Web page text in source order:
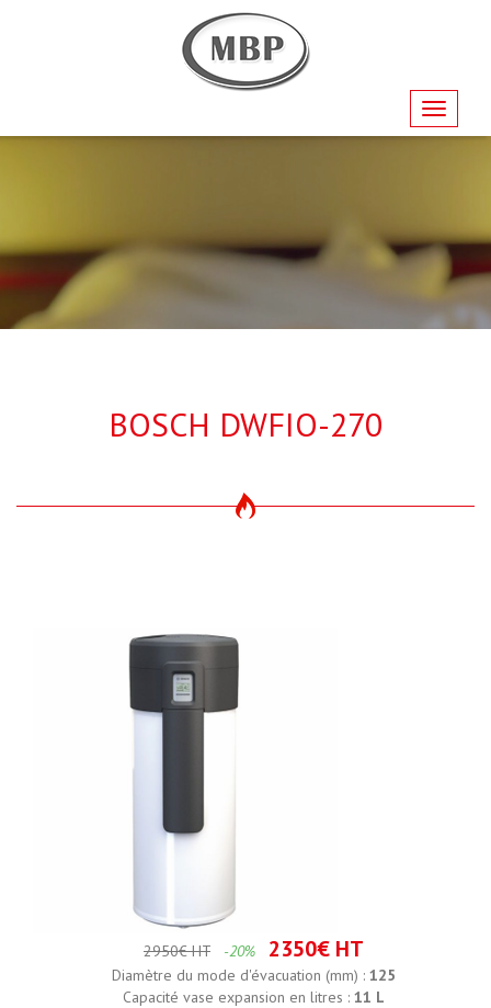
BOSCH DWFIO-270
2950€ HT -20% 2350€ HT
Diamètre du mode d'évacuation (mm) : 125
Capacité vase expansion en litres : 11 L